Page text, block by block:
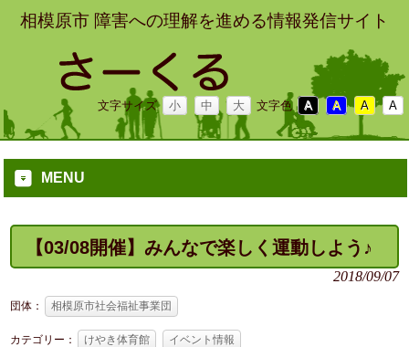
相模原市 障害への理解を進める情報発信サイト
文字サイズ 小 中 大 文字色 A A A A
MENU
【03/08開催】みんなで楽しく運動しよう♪
2018/09/07
団体： 相模原市社会福祉事業団
カテゴリー： けやき体育館 イベント情報